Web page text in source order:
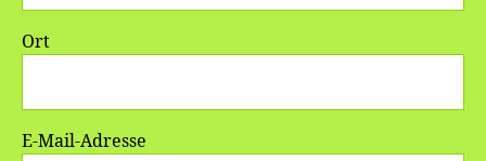
Ort
E-Mail-Adresse